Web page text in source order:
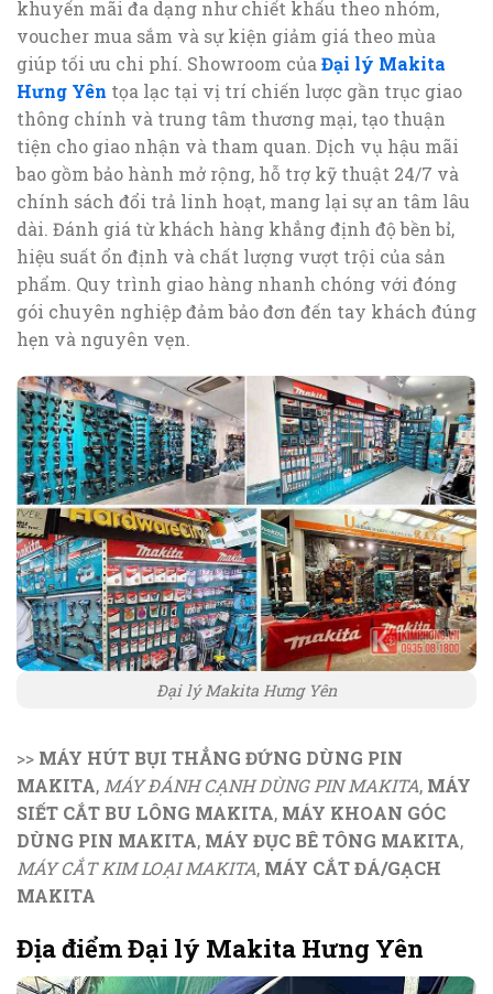
khuyến mãi đa dạng như chiết khấu theo nhóm,
voucher mua sắm và sự kiện giảm giá theo mùa
giúp tối ưu chi phí. Showroom của Đại lý Makita
Hưng Yên tọa lạc tại vị trí chiến lược gần trục giao
thông chính và trung tâm thương mại, tạo thuận
tiện cho giao nhận và tham quan. Dịch vụ hậu mãi
bao gồm bảo hành mở rộng, hỗ trợ kỹ thuật 24/7 và
chính sách đổi trả linh hoạt, mang lại sự an tâm lâu
dài. Đánh giá từ khách hàng khẳng định độ bền bỉ,
hiệu suất ổn định và chất lượng vượt trội của sản
phẩm. Quy trình giao hàng nhanh chóng với đóng
gói chuyên nghiệp đảm bảo đơn đến tay khách đúng
hẹn và nguyên vẹn.
Đại lý Makita Hưng Yên
>> MÁY HÚT BỤI THẲNG ĐỨNG DÙNG PIN
MAKITA, MÁY ĐÁNH CẠNH DÙNG PIN MAKITA, MÁY
SIẾT CẮT BU LÔNG MAKITA, MÁY KHOAN GÓC
DÙNG PIN MAKITA, MÁY ĐỤC BÊ TÔNG MAKITA,
MÁY CẮT KIM LOẠI MAKITA, MÁY CẮT ĐÁ/GẠCH
MAKITA
Địa điểm Đại lý Makita Hưng Yên